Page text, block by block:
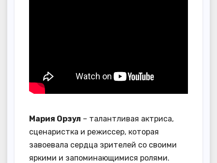
Мария Орзул – талантливая актриса,
сценаристка и режиссер, которая
завоевала сердца зрителей со своими
яркими и запоминающимися ролями.